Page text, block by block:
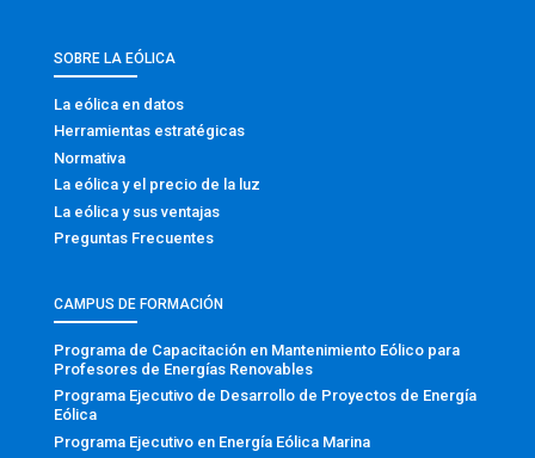
SOBRE LA EÓLICA
La eólica en datos
Herramientas estratégicas
Normativa
La eólica y el precio de la luz
La eólica y sus ventajas
Preguntas Frecuentes
CAMPUS DE FORMACIÓN
Programa de Capacitación en Mantenimiento Eólico para
Profesores de Energías Renovables
Programa Ejecutivo de Desarrollo de Proyectos de Energía
Eólica
Programa Ejecutivo en Energía Eólica Marina